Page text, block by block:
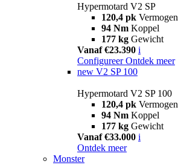
Hypermotard V2 SP
120,4 pk Vermogen
94 Nm Koppel
177 kg Gewicht
Vanaf €23.390 i
Configureer Ontdek meer
new V2 SP 100
Hypermotard V2 SP 100
120,4 pk Vermogen
94 Nm Koppel
177 kg Gewicht
Vanaf €33.000 i
Ontdek meer
Monster